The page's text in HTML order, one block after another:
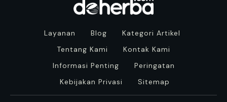
Layanan Blog
Kategori Artikel
Tentang Kami
Kontak Kami
Informasi Penting
Peringatan
Kebijakan Privasi
Sitemap